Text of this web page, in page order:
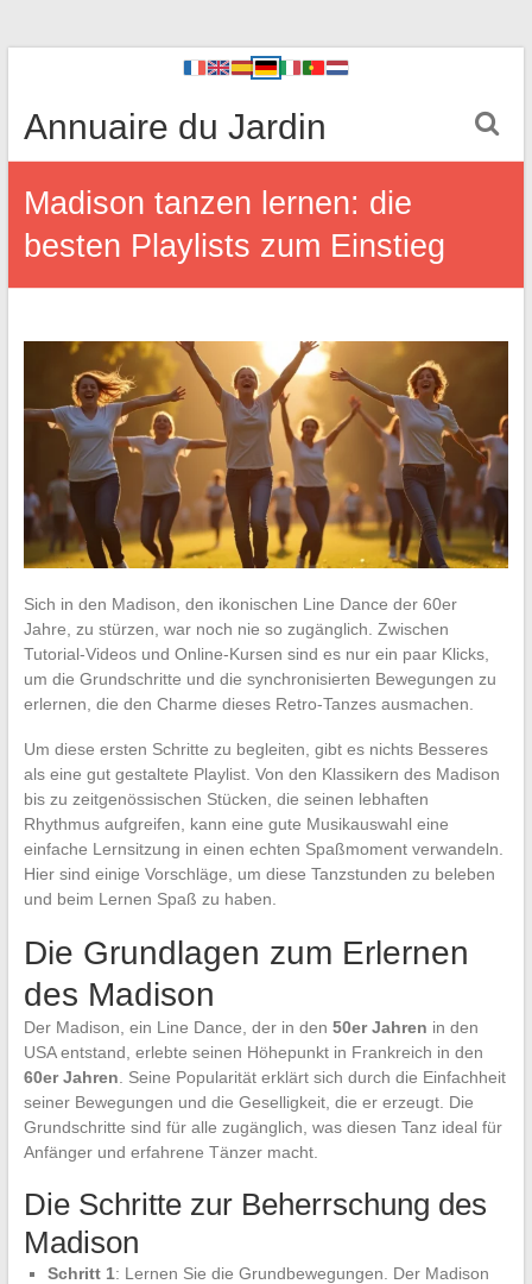
Annuaire du Jardin
Madison tanzen lernen: die
besten Playlists zum Einstieg
Sich in den Madison, den ikonischen Line Dance der 60er
Jahre, zu stürzen, war noch nie so zugänglich. Zwischen
Tutorial-Videos und Online-Kursen sind es nur ein paar Klicks,
um die Grundschritte und die synchronisierten Bewegungen zu
erlernen, die den Charme dieses Retro-Tanzes ausmachen.
Um diese ersten Schritte zu begleiten, gibt es nichts Besseres
als eine gut gestaltete Playlist. Von den Klassikern des Madison
bis zu zeitgenössischen Stücken, die seinen lebhaften
Rhythmus aufgreifen, kann eine gute Musikauswahl eine
einfache Lernsitzung in einen echten Spaßmoment verwandeln.
Hier sind einige Vorschläge, um diese Tanzstunden zu beleben
und beim Lernen Spaß zu haben.
Die Grundlagen zum Erlernen
des Madison
Der Madison, ein Line Dance, der in den 50er Jahren in den
USA entstand, erlebte seinen Höhepunkt in Frankreich in den
60er Jahren . Seine Popularität erklärt sich durch die Einfachheit
seiner Bewegungen und die Geselligkeit, die er erzeugt. Die
Grundschritte sind für alle zugänglich, was diesen Tanz ideal für
Anfänger und erfahrene Tänzer macht.
Die Schritte zur Beherrschung des
Madison
Schritt 1: Lernen Sie die Grundbewegungen. Der Madison